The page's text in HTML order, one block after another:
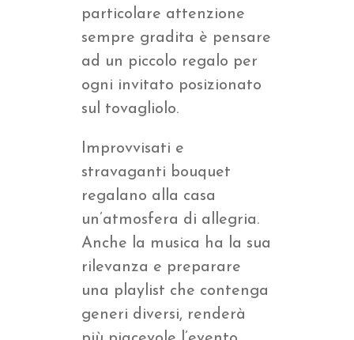
particolare attenzione
sempre gradita è pensare
ad un piccolo regalo per
ogni invitato posizionato
sul tovagliolo.
Improvvisati e
stravaganti bouquet
regalano alla casa
un’atmosfera di allegria.
Anche la musica ha la sua
rilevanza e preparare
una playlist che contenga
generi diversi, renderà